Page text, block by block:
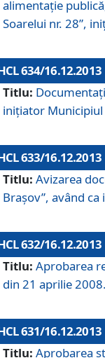
alimentaţie
Soarelui nr. 28”,
634/16.12.2013
Titlu:
iniţiator Municipiul
633/16.12.2013
Titlu: Avizarea
Braşov”, având
632/16.12.2013
Titlu: Aprobarea
din 21 aprilie 2008.
631/16.12.2013
Titlu: Aprobarea